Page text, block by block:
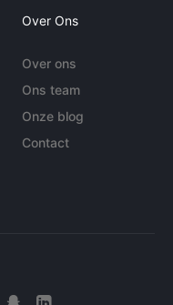
Over Ons
Over ons
Ons team
Onze blog
Contact